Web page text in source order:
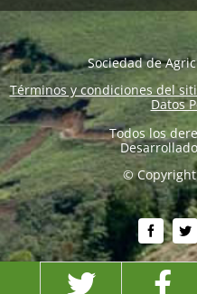
Sociedad de
Términos y condiciones del
Datos
Todos los
©
Twitter